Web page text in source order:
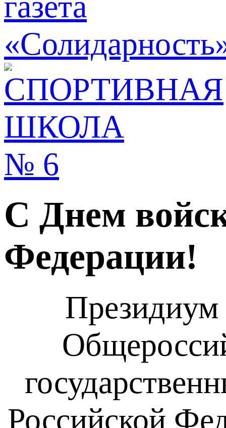
C Днем
Федерации!
Президиум
Российской